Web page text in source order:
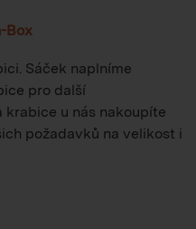
Box
Sáček naplníme
pro další
krabice u nás nakoupíte
požadavků na velikost i